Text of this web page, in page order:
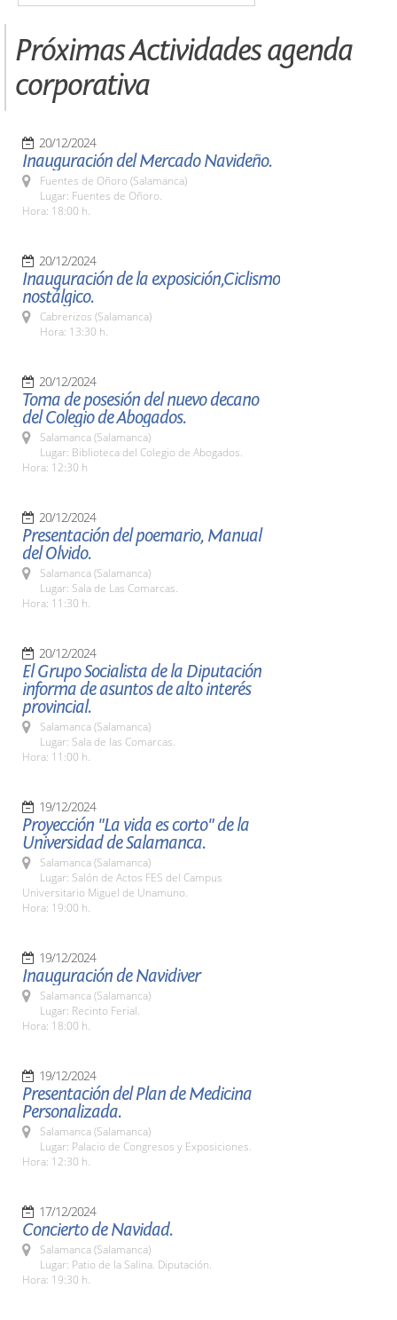
Próximas Actividades agenda
corporativa
20/12/2024
Inauguración del Mercado Navideño.
Fuentes de Oñoro (Salamanca)
Lugar: Fuentes de Oñoro.
Hora: 18:00 h.
20/12/2024
Inauguración de la exposición,Ciclismo
nostálgico.
Cabrerizos (Salamanca)
Hora: 13:30 h.
20/12/2024
Toma de posesión del nuevo decano
del Colegio de Abogados.
Salamanca (Salamanca)
Lugar: Biblioteca del Colegio de Abogados.
Hora: 12:30 h
20/12/2024
Presentación del poemario, Manual
del Olvido.
Salamanca (Salamanca)
Lugar: Sala de Las Comarcas.
Hora: 11:30 h.
20/12/2024
El Grupo Socialista de la Diputación
informa de asuntos de alto interés
provincial.
Salamanca (Salamanca)
Lugar: Sala de las Comarcas.
Hora: 11:00 h.
19/12/2024
Proyección "La vida es corto" de la
Universidad de Salamanca.
Salamanca (Salamanca)
Lugar: Salón de Actos FES del Campus
Universitario Miguel de Unamuno.
Hora: 19:00 h.
19/12/2024
Inauguración de Navidiver
Salamanca (Salamanca)
Lugar: Recinto Ferial.
Hora: 18:00 h.
19/12/2024
Presentación del Plan de Medicina
Personalizada.
Salamanca (Salamanca)
Lugar: Palacio de Congresos y Exposiciones.
Hora: 12:30 h.
17/12/2024
Concierto de Navidad.
Salamanca (Salamanca)
Lugar: Patio de la Salina. Diputación.
Hora: 19:30 h.